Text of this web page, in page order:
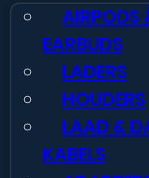
AIRPODS
EARBUDS
LADERS
HOUDERS
LAAD &
KABELS
🏢
🎯
Informatie
Morgen in huis
Samsung
S-
942